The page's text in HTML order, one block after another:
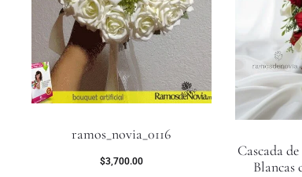
ramos_novia_0116
$3,700.00
Cascada
Blancas